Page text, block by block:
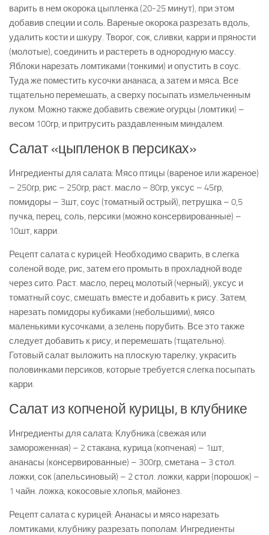
варить в нем окорока цыпленка (20-25 минут), при этом
добавив специи и соль. Вареные окорока разрезать вдоль,
удалить кости и шкуру. Творог, сок, сливки, карри и пряности
(молотые), соединить и растереть в однородную массу.
Яблоки нарезать ломтиками (тонкими) и опустить в соус.
Туда же поместить кусочки ананаса, а затем и мяса. Все
тщательно перемешать, а сверху посыпать измельченным
луком. Можно также добавить свежие огурцы (ломтики) –
весом 100гр, и притрусить раздавленным миндалем.
Салат «цыпленок в персиках»
Ингредиенты для салата: Мясо птицы (вареное или жареное)
– 250гр, рис – 250гр, раст. масло – 80гр, уксус – 45гр,
помидоры – 3шт, соус (томатный острый), петрушка – 0,5
пучка, перец, соль, персики (можно консервированные) –
10шт, карри.
Рецепт салата с курицей: Необходимо сварить, в слегка
соленой воде, рис, затем его промыть в прохладной воде
через сито. Раст. масло, перец молотый (черный), уксус и
томатный соус, смешать вместе и добавить к рису. Затем,
нарезать помидоры кубиками (небольшими), мясо
маленькими кусочками, а зелень порубить. Все это также
следует добавить к рису, и перемешать (тщательно).
Готовый салат выложить на плоскую тарелку, украсить
половинками персиков, которые требуется слегка посыпать
карри.
Салат из копченой курицы, в клубнике
Ингредиенты для салата: Клубника (свежая или
замороженная) – 2 стакана, курица (копченая) – 1шт,
ананасы (консервированные) – 300гр, сметана – 3 стол.
ложки, сок (апельсиновый) – 2 стол. ложки, карри (порошок) –
1 чайн. ложка, кокосовые хлопья, майонез.
Рецепт салата с курицей: Ананасы и мясо нарезать
ломтиками, клубнику разрезать пополам. Ингредиенты